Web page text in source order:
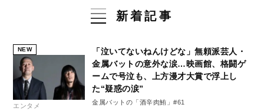
新着記事
NEW
エンタメ
「泣いてないねんけどな」無頼派芸人・
金属バットの意外な涙…映画館、格闘ゲ
ームで号泣も、上方漫才大賞で浮上し
た“疑惑の涙”
金属バットの「酒辛肉鮪」#61